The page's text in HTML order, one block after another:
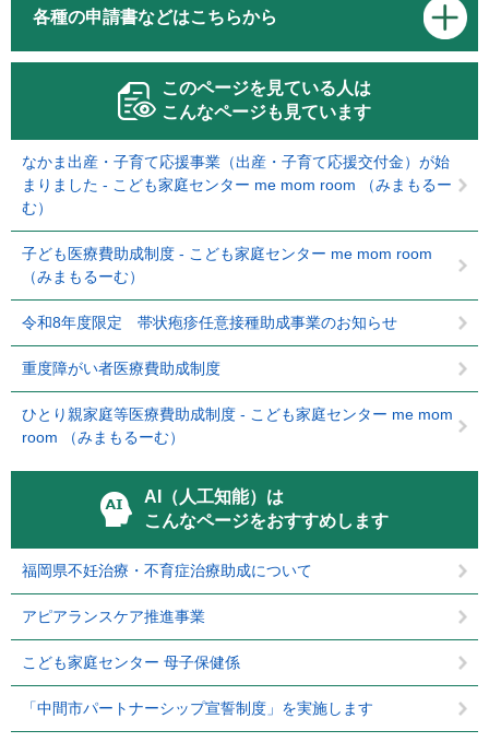
各種の申請書などはこちらから
このページを見ている人は
こんなページも見ています
なかま出産・子育て応援事業（出産・子育て応援交付金）が始
まりました - こども家庭センター me mom room （みまもるー
む）
子ども医療費助成制度 - こども家庭センター me mom room
（みまもるーむ）
令和8年度限定 帯状疱疹任意接種助成事業のお知らせ
重度障がい者医療費助成制度
ひとり親家庭等医療費助成制度 - こども家庭センター me mom
room （みまもるーむ）
AI（人工知能）は
こんなページをおすすめします
福岡県不妊治療・不育症治療助成について
アピアランスケア推進事業
こども家庭センター 母子保健係
「中間市パートナーシップ宣誓制度」を実施します